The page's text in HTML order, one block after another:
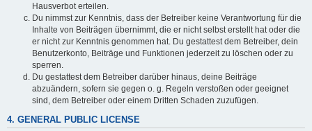
Hausverbot erteilen.
Du nimmst zur Kenntnis, dass der Betreiber keine Verantwortung für die
Inhalte von Beiträgen übernimmt, die er nicht selbst erstellt hat oder die
er nicht zur Kenntnis genommen hat. Du gestattest dem Betreiber, dein
Benutzerkonto, Beiträge und Funktionen jederzeit zu löschen oder zu
sperren.
Du gestattest dem Betreiber darüber hinaus, deine Beiträge
abzuändern, sofern sie gegen o. g. Regeln verstoßen oder geeignet
sind, dem Betreiber oder einem Dritten Schaden zuzufügen.
4. GENERAL PUBLIC LICENSE